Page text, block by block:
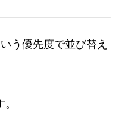
う優先度で並び替え